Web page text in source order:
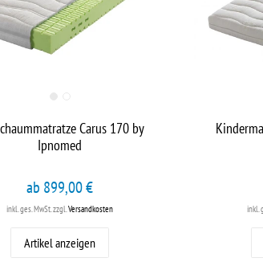
Carus 170 by
Ipnomed
ab 899,00 €
inkl. ges. MwSt.zzgl.Versandkosten
Artikel anzeigen
inkl.